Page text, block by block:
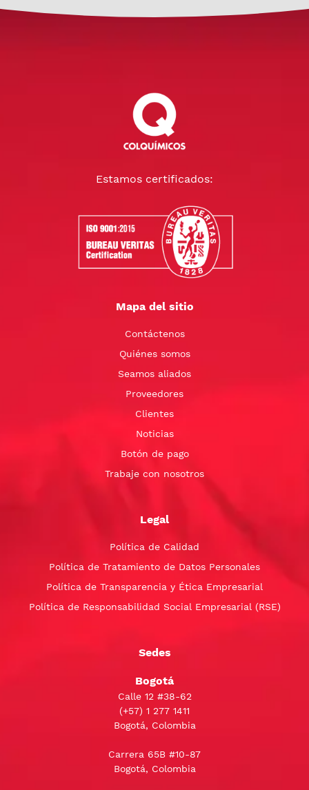
Estamos certificados:
Mapa del sitio
Contáctenos
Quiénes somos
Seamos aliados
Proveedores
Clientes
Noticias
Botón de pago
Trabaje con nosotros
Legal
Política de Calidad
Política de Tratamiento de Datos Personales
Política de Transparencia y Ética Empresarial
Política de Responsabilidad Social Empresarial (RSE)
Sedes
Bogotá
Calle 12 #38-62
(+57) 1 277 1411
Bogotá, Colombia
Carrera 65B #10-87
Bogotá, Colombia